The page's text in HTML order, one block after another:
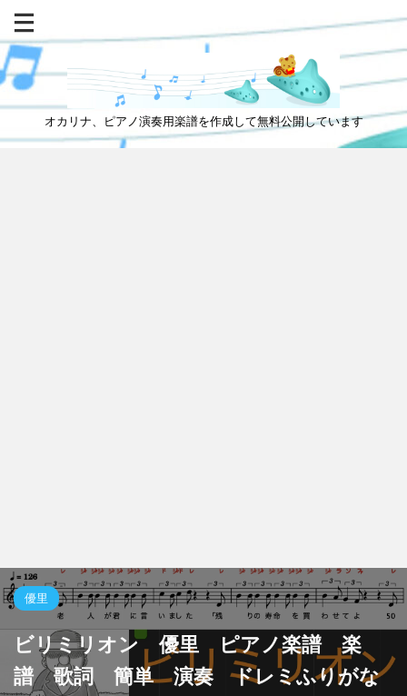
オカリナ、ピアノ演奏用楽譜を作成して無料公開しています
優里
ビリミリオン 優里 ピアノ楽譜 楽
譜 歌詞 簡単 演奏 ドレミふりがな